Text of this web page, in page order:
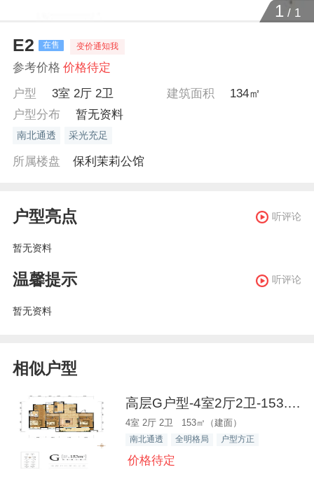
1/ 1
E2 在售 变价通知我
参考价格 价格待定
户型
3室 2厅 2卫 建筑面积
134㎡
户型分布
暂无资料
南北通透 采光充足
所属楼盘 保利茉莉公馆
户型亮点 听评论
暂无资料
温馨提示 听评论
暂无资料
相似户型
高层G户型-4室2厅2卫-153.0㎡
4室 2厅 2卫 153㎡（建面）
南北通透 全明格局 户型方正
价格待定